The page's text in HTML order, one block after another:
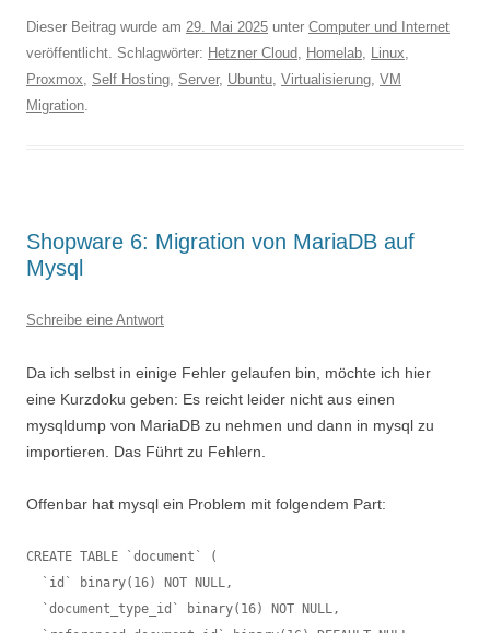
Dieser Beitrag wurde am 29. Mai 2025 unter Computer und Internet
veröffentlicht. Schlagwörter: Hetzner Cloud, Homelab, Linux,
Proxmox, Self Hosting, Server, Ubuntu, Virtualisierung, VM
Migration.
Shopware 6: Migration von MariaDB auf
Mysql
Schreibe eine Antwort
Da ich selbst in einige Fehler gelaufen bin, möchte ich hier
eine Kurzdoku geben: Es reicht leider nicht aus einen
mysqldump von MariaDB zu nehmen und dann in mysql zu
importieren. Das Führt zu Fehlern.
Offenbar hat mysql ein Problem mit folgendem Part:
CREATE TABLE `document` (